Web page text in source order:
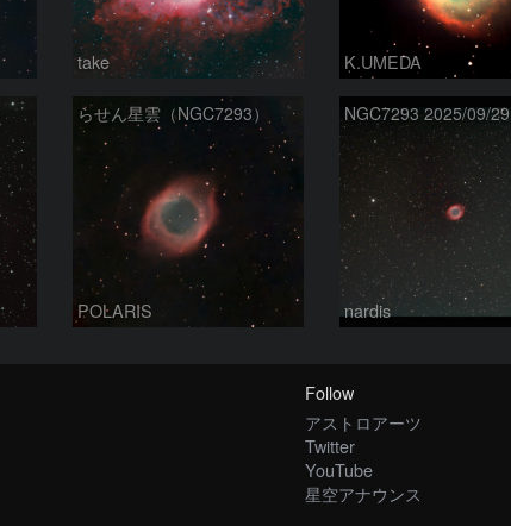
take K.UMEDA
らせん星雲（NGC7293）
POLARIS
NGC7293 2025/09/29
nardis
Follow
アストロアーツ
Twitter
YouTube
星空アナウンス